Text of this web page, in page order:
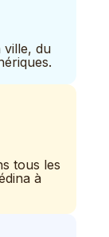
ville, du
tous les
à